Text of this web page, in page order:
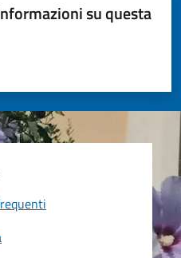
su questa
su 5
5